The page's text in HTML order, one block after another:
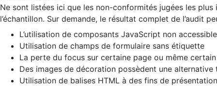
Ne sont listées ici que les non-conformités jugées les
l’échantillon. Sur demande, le résultat complet de l’audit
L’utilisation de composants JavaScript non
Utilisation de champs de formulaire sans étiquette
La perte du focus sur certaine page ou même
Des images de décoration possèdent une alternative
Utilisation de balises HTML à des fins de